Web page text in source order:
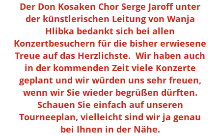
Der Don Kosaken Chor Serge Jaroff unter
der künstlerischen Leitung von Wanja
Hlibka bedankt sich bei allen
Konzertbesuchern für die bisher erwiesene
Treue auf das Herzlichste. Wir haben auch
in der kommenden Zeit viele Konzerte
geplant und wir würden uns sehr freuen,
wenn wir Sie wieder begrüßen dürften.
Schauen Sie einfach auf unseren
Tourneeplan, vielleicht sind wir ja genau
bei Ihnen in der Nähe.